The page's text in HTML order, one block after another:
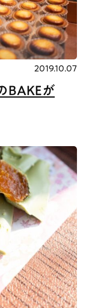
BAKEが
2019.10.07